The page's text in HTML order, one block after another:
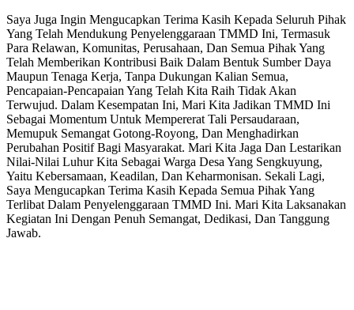
Saya Juga Ingin Mengucapkan Terima Kasih Kepada Seluruh Pihak
Yang Telah Mendukung Penyelenggaraan TMMD Ini, Termasuk
Para Relawan, Komunitas, Perusahaan, Dan Semua Pihak Yang
Telah Memberikan Kontribusi Baik Dalam Bentuk Sumber Daya
Maupun Tenaga Kerja, Tanpa Dukungan Kalian Semua,
Pencapaian-Pencapaian Yang Telah Kita Raih Tidak Akan
Terwujud. Dalam Kesempatan Ini, Mari Kita Jadikan TMMD Ini
Sebagai Momentum Untuk Mempererat Tali Persaudaraan,
Memupuk Semangat Gotong-Royong, Dan Menghadirkan
Perubahan Positif Bagi Masyarakat. Mari Kita Jaga Dan Lestarikan
Nilai-Nilai Luhur Kita Sebagai Warga Desa Yang Sengkuyung,
Yaitu Kebersamaan, Keadilan, Dan Keharmonisan. Sekali Lagi,
Saya Mengucapkan Terima Kasih Kepada Semua Pihak Yang
Terlibat Dalam Penyelenggaraan TMMD Ini. Mari Kita Laksanakan
Kegiatan Ini Dengan Penuh Semangat, Dedikasi, Dan Tanggung
Jawab.